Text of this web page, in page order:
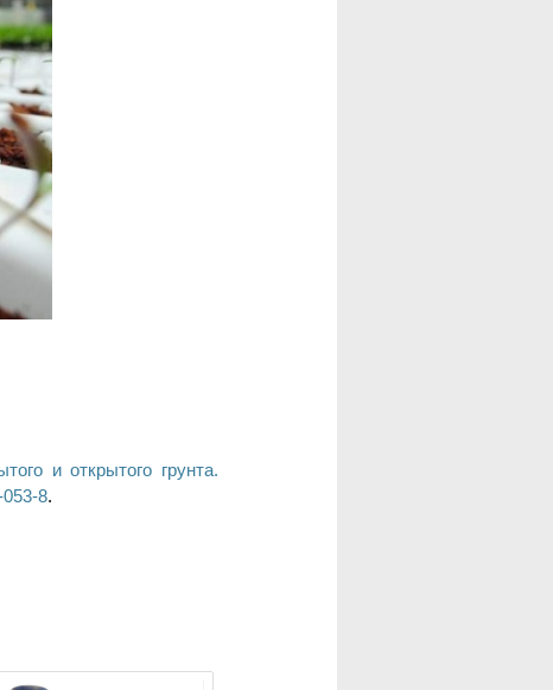
и открытого грунта.
8.